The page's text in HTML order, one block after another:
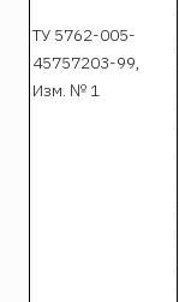
ТУ 5762-005-
45757203-99,
Изм. № 1